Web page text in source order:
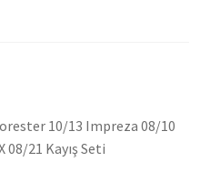
10/13 Impreza 08/10
08/21 Kayış Seti